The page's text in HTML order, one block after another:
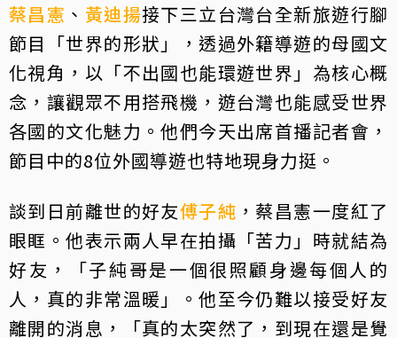
蔡昌憲 、 黃迪揚接下三立台灣台全新旅遊行腳
節目「世界的形狀」，透過外籍導遊的母國文
化視角，以「不出國也能環遊世界」為核心概
念，讓觀眾不用搭飛機，遊台灣也能感受世界
各國的文化魅力。他們今天出席首播記者會，
節目中的8位外國導遊也特地現身力挺。
談到日前離世的好友傅子純 ，蔡昌憲一度紅了
眼眶。他表示兩人早在拍攝「苦力」時就結為
好友，「子純哥是一個很照顧身邊每個人的
人，真的非常溫暖」。他至今仍難以接受好友
離開的消息，「真的太突然了，到現在還是覺